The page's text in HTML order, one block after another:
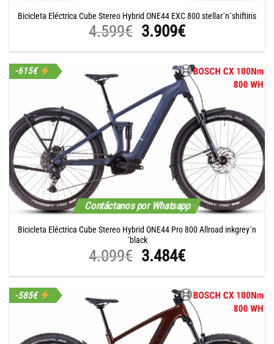
Bicicleta Eléctrica Cube Stereo Hybrid ONE44 EXC 800 stellar´n´shiftiris
4.599€ El
precio
original
4.599€.
3.909€El
precio
actual
es:
3.909€.
Contáctanos por Whatsapp
-615€
Bicicleta Eléctrica Cube Stereo Hybrid ONE44 Pro 800 Allroad inkgrey´n
´black
4.099€ El
precio
original
4.099€.
3.484€El
precio
actual
es:
3.484€.
-585€